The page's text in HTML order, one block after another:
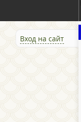
Вход на сайт